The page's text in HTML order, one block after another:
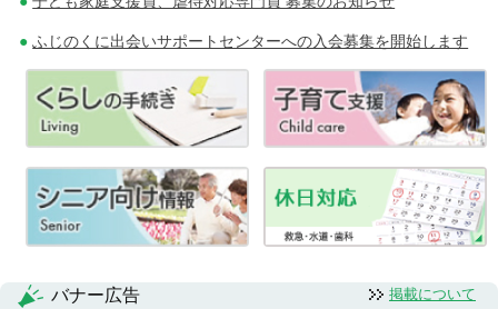
ふじのくに出会いサポートセンターへの入会募集を開始します
バナー広告 掲載について